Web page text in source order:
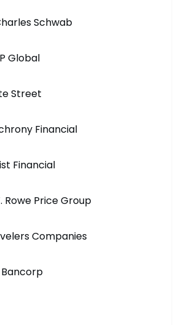
Schwab
Global
Street
Financial
Financial
Rowe Price Group
Companies
Bancorp